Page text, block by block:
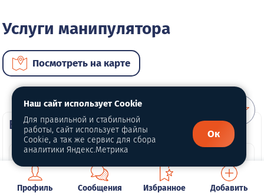
Услуги манипулятора
Посмотреть на карте
ВИП услуги
Профиль Сообщения Избранное Добавить
Наш сайт использует Cookie
Для правильной и стабильной
работы, сайт использует файлы
Cookie, а так же сервис для сбора
аналитики Яндекс.Метрика
Ок